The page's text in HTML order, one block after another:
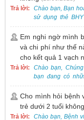
Trả lời:
Chào bạn, Bạn
sử dụng thẻ
trên ứng dụng
khám và không
thẻ giấy.
Em nghi ngờ mình
và chi phí như thế
cho kết quả 1 vạch
Trả lời:
Chào bạn,
bạn đang có
nguy cơ nhiễm
viện Việt Nam -
Bí, chúng tôi
vụ thăm khám
Cho mình hỏi bệnh
trẻ dưới 2 tuổi
Trả lời:
Chào bạn, Bệnh